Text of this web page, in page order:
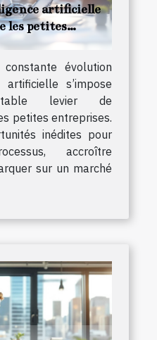
artificielle
les petites
évolution
artificielle s’impose
levier de
petites entreprises.
inédites pour
accroître
sur un marché